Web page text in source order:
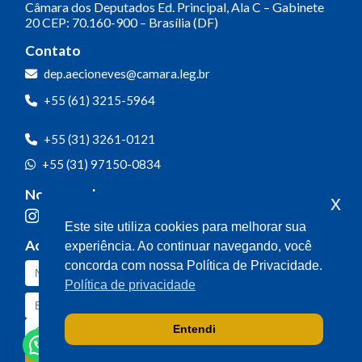
Câmara dos Deputados Ed. Principal, Ala C – Gabinete
20CEP: 70.160-900 – Brasília (DF)
Contato
dep.aecioneves@camara.leg.br
+55 (61) 3215-5964
+55 (31) 3261-0121
+55 (31) 97150-0834
Nossas redes
Acompanhe o meu mandato
Este site utiliza cookies para melhorar sua
experiência. Ao continuar navegando, você
concorda com nossa Política de Privacidade.
Política de privacidade
Entendi
x